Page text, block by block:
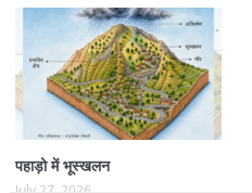
पहाड़ो में भूस्खलन
July 27, 2026